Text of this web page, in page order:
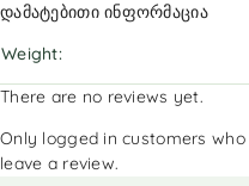
დამატებითი ინფორმაცია
Weight
There are no reviews yet.
Only logged in customers
leave a review.